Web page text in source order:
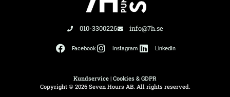
010-3300226 info@7h.se
Facebook Instagram LinkedIn
Kundservice | Cookies & GDPR
Copyright © 2026 Seven Hours AB. All rights reserved.